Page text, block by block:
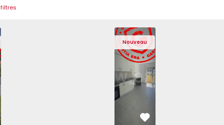
do Heroísmo, São Mateus da Calheta - 1575310 - 40
T3 Angra do Heroísmo, São Mateus da Calheta -
Maison Jumelée T3 Angra do Heroísmo, São Mateus da
Maison Jumelée T3 Angra do Heroísmo, São
Maison Jumelée T3 Angra do
Maison Jumelée T3 Angra
Maison
Nouveau
Appartement T2 Seixal, Amora - 1575805
Appartement T2 Seixal,
Appartement T2
Préféré